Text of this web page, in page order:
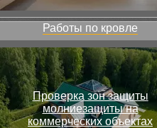
Работы по кровле
Проверка зон защиты
молниезащиты на
коммерческих объектах